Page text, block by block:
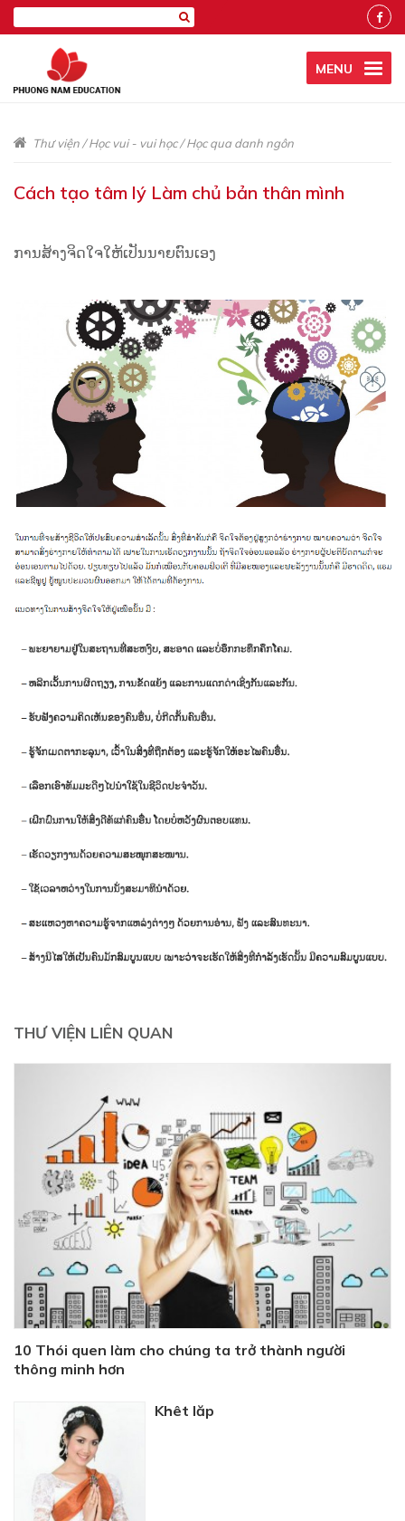
MENU
Thư viện/Học vui - vui học/Học qua danh ngôn
Cách tạo tâm lý Làm chủ bản thân mình
ການສ້າງຈິດໃຈໃຫ້ເປັນນາຍຕົນເອງ
THƯ VIỆN LIÊN QUAN
10 Thói quen làm cho chúng ta trở thành người
thông minh hơn
Khêt lăp